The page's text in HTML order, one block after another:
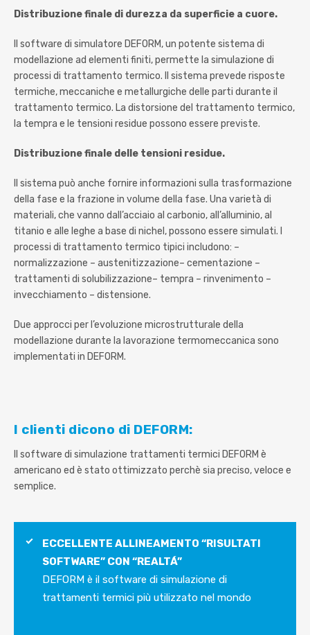
Distribuzione finale di durezza da superficie a cuore.
Il software di simulatore DEFORM, un potente sistema di
modellazione ad elementi finiti, permette la simulazione di
processi di trattamento termico. Il sistema prevede risposte
termiche, meccaniche e metallurgiche delle parti durante il
trattamento termico. La distorsione del trattamento termico,
la tempra e le tensioni residue possono essere previste.
Distribuzione finale delle tensioni residue.
Il sistema può anche fornire informazioni sulla trasformazione
della fase e la frazione in volume della fase. Una varietà di
materiali, che vanno dall’acciaio al carbonio, all’alluminio, al
titanio e alle leghe a base di nichel, possono essere simulati. I
processi di trattamento termico tipici includono: –
normalizzazione – austenitizzazione– cementazione –
trattamenti di solubilizzazione– tempra – rinvenimento –
invecchiamento – distensione.
Due approcci per l’evoluzione microstrutturale della
modellazione durante la lavorazione termomeccanica sono
implementati in DEFORM.
I clienti dicono di DEFORM:
Il software di simulazione trattamenti termici DEFORM è
americano ed è stato ottimizzato perchè sia preciso, veloce e
semplice.
ECCELLENTE ALLINEAMENTO “RISULTATI
SOFTWARE” CON “REALTÁ”
DEFORM è il software di simulazione di
trattamenti termici più utilizzato nel mondo